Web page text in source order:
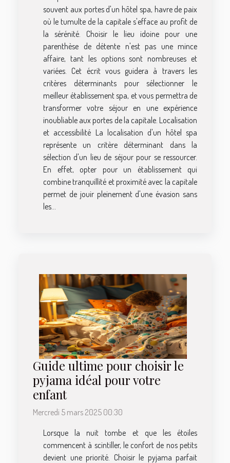
souvent aux portes d'un hôtel spa, havre de paix
où le tumulte de la capitale s'efface au profit de
la sérénité. Choisir le lieu idoine pour une
parenthèse de détente n'est pas une mince
affaire, tant les options sont nombreuses et
variées. Cet écrit vous guidera à travers les
critères déterminants pour sélectionner le
meilleur établissement spa, et vous permettra de
transformer votre séjour en une expérience
inoubliable aux portes de la capitale. Localisation
et accessibilité La localisation d'un hôtel spa
représente un critère déterminant dans la
sélection d'un lieu de séjour pour se ressourcer.
En effet, opter pour un établissement qui
combine tranquillité et proximité avec la capitale
permet de jouir pleinement d'une évasion sans
les...
Guide ultime pour choisir le
pyjama idéal pour votre
enfant
Mercredi 5 mars 2025 00:30
Lorsque la nuit tombe et que les étoiles
commencent à scintiller, le confort de nos petits
devient une priorité. Choisir le pyjama parfait